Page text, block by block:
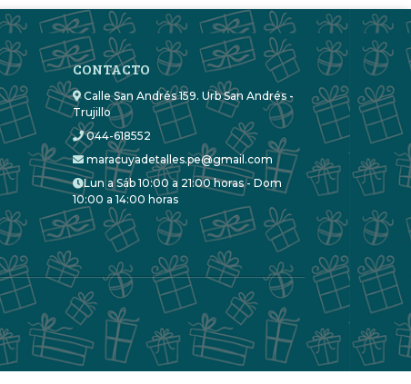
CONTACTO
Calle San Andrés 159. Urb San Andrés -
Trujillo
044-618552
maracuyadetalles.pe@gmail.com
Lun a Sáb 10:00 a 21:00 horas - Dom
10:00 a 14:00 horas